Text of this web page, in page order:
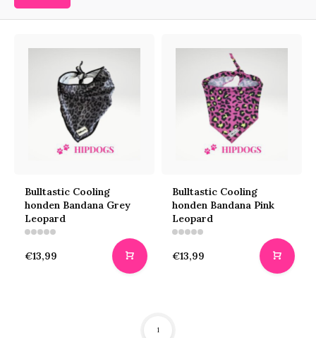
Bulltastic Cooling
honden Bandana Grey
Leopard
€13,99
Bulltastic Cooling
honden Bandana Pink
Leopard
€13,99
1